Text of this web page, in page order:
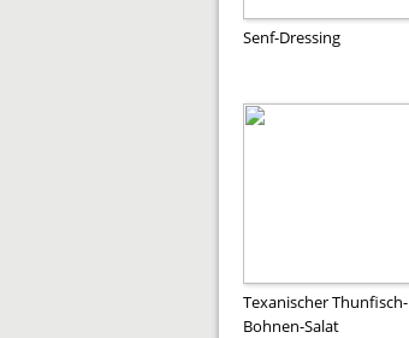
Senf-Dressing
Texanischer Thunfisch-
Bohnen-Salat